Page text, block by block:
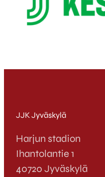
JJK Jyväskylä
Harjun stadion
Ihantolantie 1
40720 Jyväskylä